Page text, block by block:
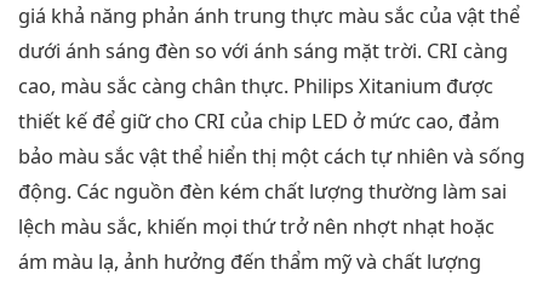
giá khả năng phản ánh trung thực màu sắc của vật thể
dưới ánh sáng đèn so với ánh sáng mặt trời. CRI càng
cao, màu sắc càng chân thực. Philips Xitanium được
thiết kế để giữ cho CRI của chip LED ở mức cao, đảm
bảo màu sắc vật thể hiển thị một cách tự nhiên và sống
động. Các nguồn đèn kém chất lượng thường làm sai
lệch màu sắc, khiến mọi thứ trở nên nhợt nhạt hoặc
ám màu lạ, ảnh hưởng đến thẩm mỹ và chất lượng